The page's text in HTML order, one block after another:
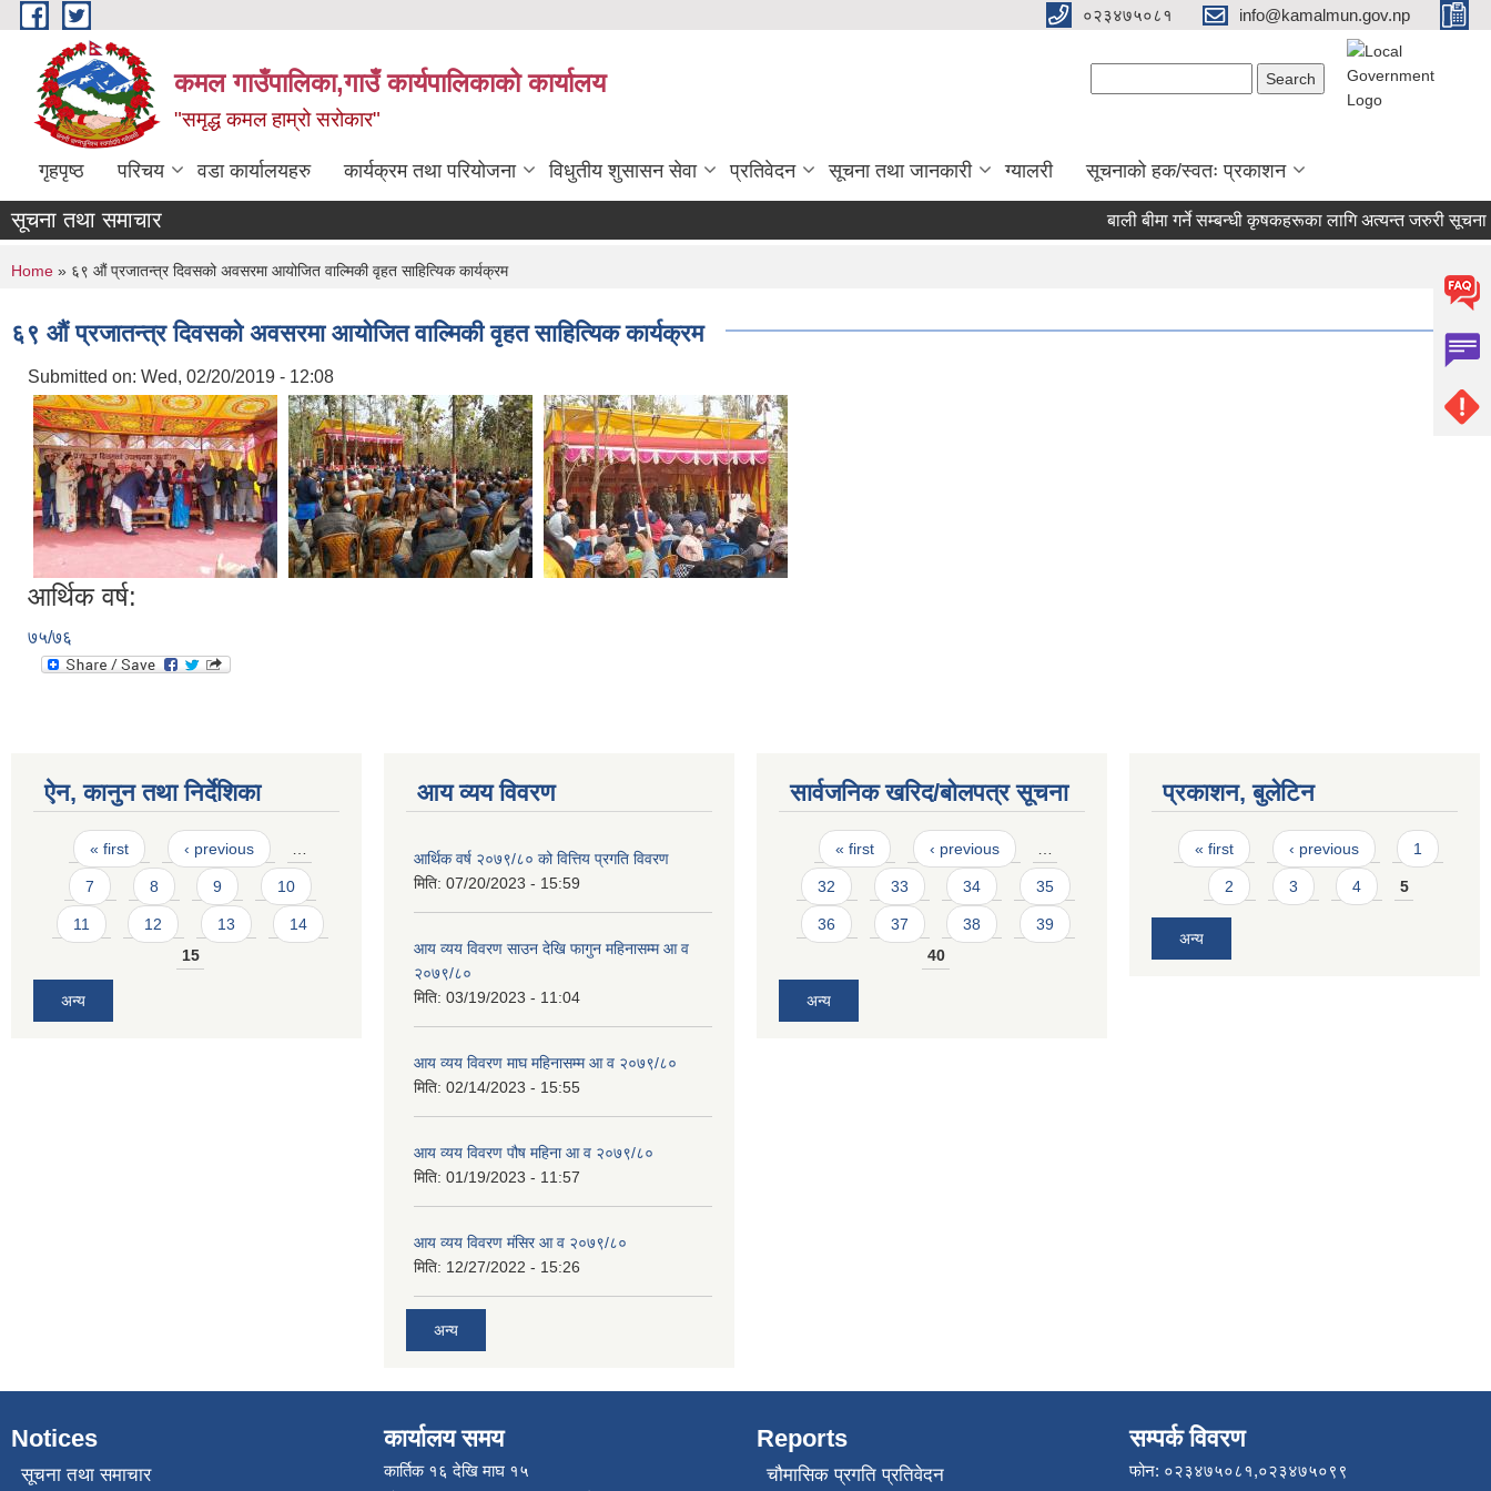
Skip to main content ०२३४७५०८१ info@kamalmun.gov.np
कमल गाउँपालिका,गाउँ कार्यपालिकाको कार्यालय
"समृद्ध कमल हाम्रो सरोकार"
गृहपृष्ठ परिचय वडा कार्यालयहरु कार्यक्रम तथा परियोजना विधुतीय शुसासन सेवा प्रतिवेदन सूचना तथा जानकारी ग्यालरी सूचनाको हक/स्वतः प्रकाशन
सूचना तथा समाचार बाली बीमा गर्ने सम्बन्धी कृषकहरूका लागि अत्यन्त जरुरी सूचना।
You are here
Home » ६९ औं प्रजातन्त्र दिवसको अवसरमा आयोजित वाल्मिकी वृहत साहित्यिक कार्यक्रम
६९ औं प्रजातन्त्र दिवसको अवसरमा आयोजित वाल्मिकी वृहत साहित्यिक कार्यक्रम
Submitted on: Wed, 02/20/2019 - 12:08
आर्थिक वर्ष:
७५/७६
ऐन, कानुन तथा निर्देशिका
Pages
« first ‹ previous
7 8 9 10
11 12 13
14
15
अन्य
आय व्यय विवरण
आर्थिक वर्ष २०७९/८० को वित्तिय प्रगति विवरण
मिति: 07/20/2023 - 15:59
आय व्यय विवरण साउन देखि फागुन महिनासम्म आ व
२०७९/८०
मिति: 03/19/2023 - 11:04
आय व्यय विवरण माघ महिनासम्म आ व २०७९/८०
मिति: 02/14/2023 - 15:55
आय व्यय विवरण पौष महिना आ व २०७९/८०
मिति: 01/19/2023 - 11:57
आय व्यय विवरण मंसिर आ व २०७९/८०
मिति: 12/27/2022 - 15:26
अन्य
सार्वजनिक खरिद/बोलपत्र सूचना
Pages
« first ‹ previous
32 33 34 35
36 37 38
39
40
अन्य
प्रकाशन, बुलेटिन
Pages
« first ‹ previous 1
2 3 4 5
अन्य
Notices
सूचना तथा समाचार
कार्यालय समय
कार्तिक १६ देखि माघ १५
Reports
चौमासिक प्रगति प्रतिवेदन
सम्पर्क विवरण
फोन: ०२३४७५०८१,०२३४७५०९९